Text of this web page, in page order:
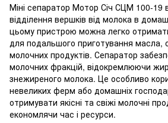
Міні сепаратор Мотор Січ СЦМ 100-19
відділення вершків від молока в
цьому пристрою можна легко
для подальшого приготування масла,
молочних продуктів. Сепаратор
молочних фракцій, відокремлюючи
знежиреного молока. Це особливо
невеликих ферм або домашніх
отримувати якісні та свіжі молочні
економлячи час і ресурси.